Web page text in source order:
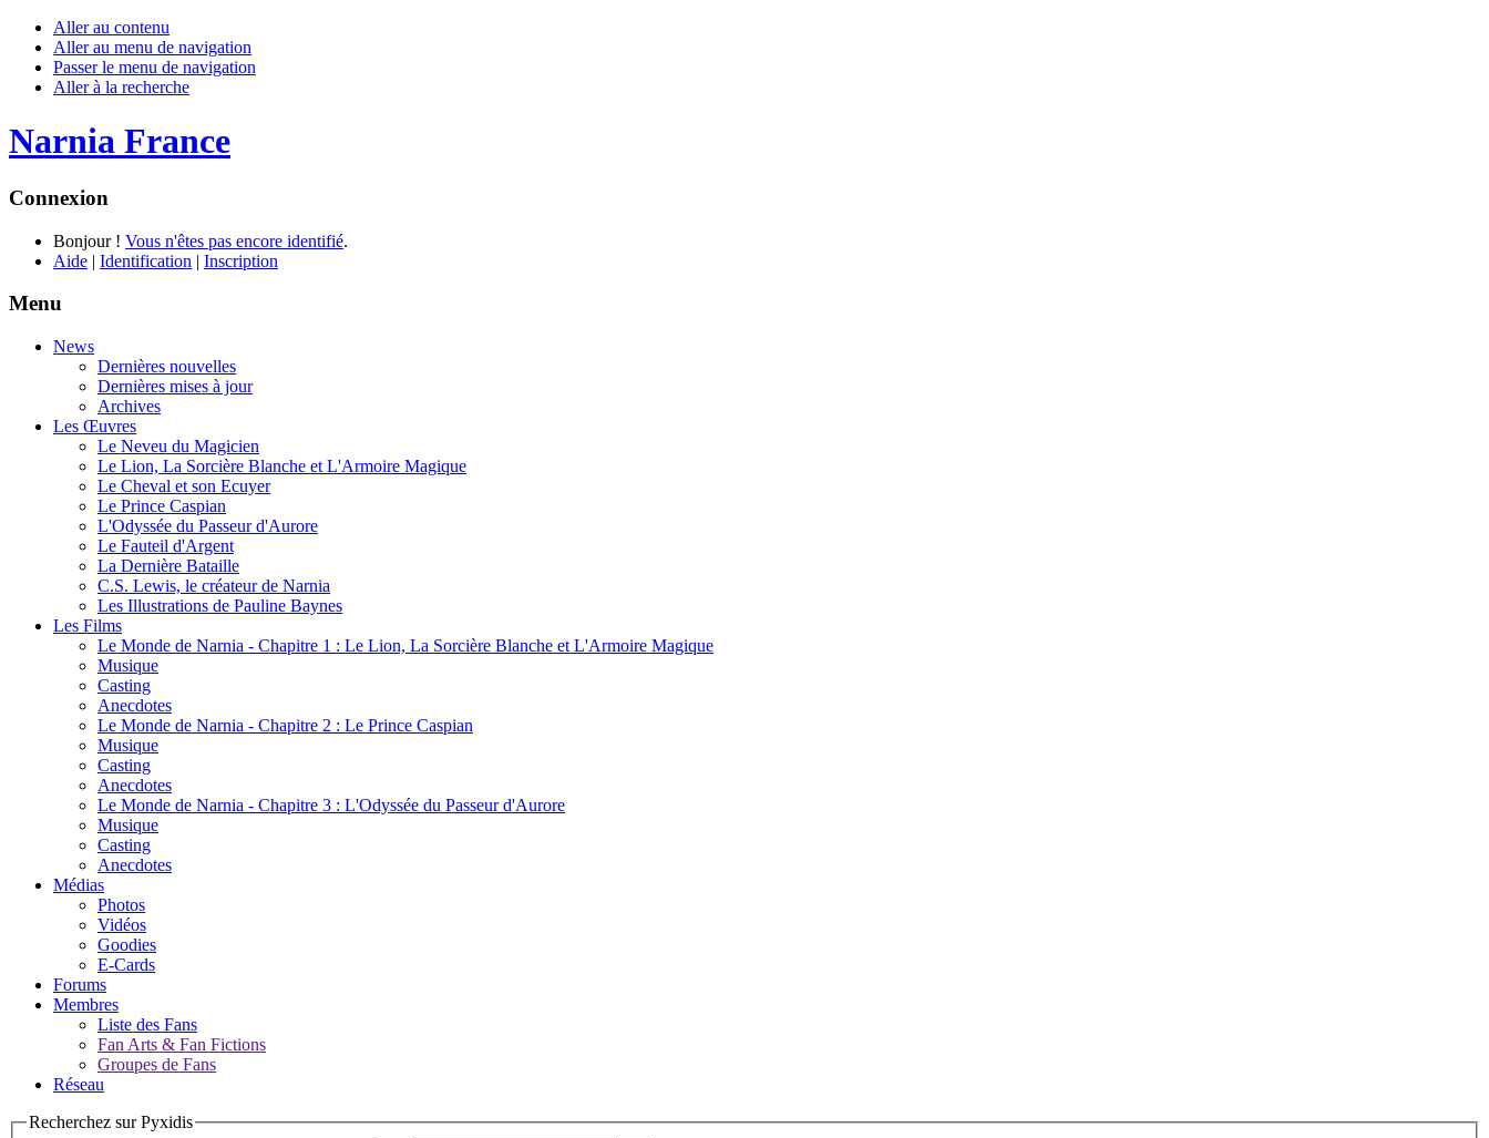
Aller au contenu
Aller au menu de navigation
Passer le menu de navigation
Aller à la recherche
Narnia France
Connexion
Bonjour ! Vous n'êtes pas encore identifié.
Aide | Identification | Inscription
Menu
News
Dernières nouvelles
Dernières mises à jour
Archives
Les Œuvres
Le Neveu du Magicien
Le Lion, La Sorcière Blanche et L'Armoire Magique
Le Cheval et son Ecuyer
Le Prince Caspian
L'Odyssée du Passeur d'Aurore
Le Fauteil d'Argent
La Dernière Bataille
C.S. Lewis, le créateur de Narnia
Les Illustrations de Pauline Baynes
Les Films
Le Monde de Narnia - Chapitre 1 : Le Lion, La Sorcière Blanche et L'Armoire Magique
Musique
Casting
Anecdotes
Le Monde de Narnia - Chapitre 2 : Le Prince Caspian
Musique
Casting
Anecdotes
Le Monde de Narnia - Chapitre 3 : L'Odyssée du Passeur d'Aurore
Musique
Casting
Anecdotes
Médias
Photos
Vidéos
Goodies
E-Cards
Forums
Membres
Liste des Fans
Fan Arts & Fan Fictions
Groupes de Fans
Réseau
Recherchez sur Pyxidis